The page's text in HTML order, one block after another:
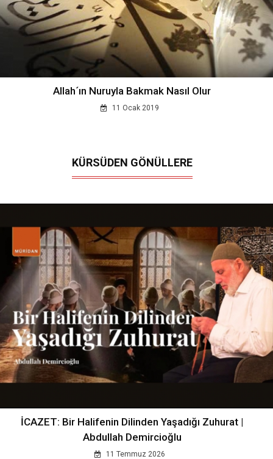
Allah´ın Nuruyla Bakmak Nasıl Olur
11 Ocak 2019
KÜRSÜDEN GÖNÜLLERE
İCAZET: Bir Halifenin Dilinden Yaşadığı Zuhurat |
Abdullah Demircioğlu
11 Temmuz 2026